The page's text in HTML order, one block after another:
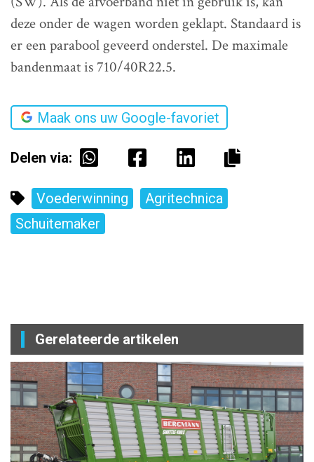
deze onder de wagen worden geklapt. Standaard is
er een parabool geveerd onderstel. De maximale
bandenmaat is 710/40R22.5.
Maak ons uw Google-favoriet
Delen via:
Voederwinning
Agritechnica
Schuitemaker
Gerelateerde artikelen